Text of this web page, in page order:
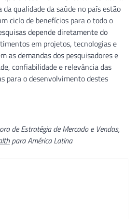
qualidade da saúde no país estão
ciclo de benefícios para o todo o
depende diretamente do
em projetos, tecnologias e
as demandas dos pesquisadores e
confiabilidade e relevância das
para o desenvolvimento destes
de Estratégia de Mercado e Vendas,
para América Latina